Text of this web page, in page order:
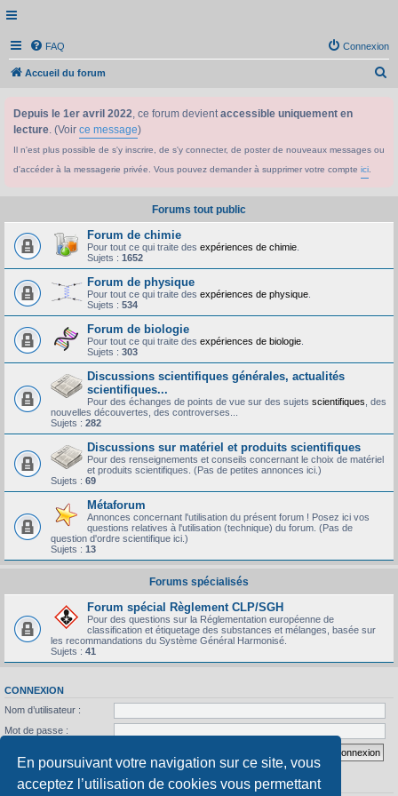
En poursuivant votre navigation sur ce site, vous
acceptez l’utilisation de cookies vous permettant
FAQ Connexion
Accueil du forum
h
Depuis le 1er avril 2022, ce forum devientaccessible uniquement en
lecture. (Voir ce message)
Il n'est plus possible de s'y inscrire, de s'y connecter, de poster de nouveaux messages ou
d'accéder à la messagerie privée. Vous pouvez demander à supprimer votre compte ici
Forums tout public
Forum de chimie
Pour tout ce qui traite des expériences de chimie
Sujets : 1652
Forum de physique
Pour tout ce qui traite des expériences de physique
Sujets : 534
Forum de biologie
Pour tout ce qui traite des expériences de biologie
Sujets : 303
Discussions scientifiques générales, actualités
scientifiques...
Pour des échanges de points de vue sur des sujets scientifiques , des
nouvelles découvertes, des controverses...
Sujets : 282
Discussions sur matériel et produits scientifiques
Pour des renseignements et conseils concernant le choix de matériel
et produits scientifiques. (Pas de petites annonces ici.)
Sujets : 69
Métaforum
Annonces concernant l'utilisation du présent forum ! Posez ici vos
questions relatives à l'utilisation (technique) du forum. (Pas de
question d'ordre scientifique ici.)
Sujets : 13
Forums spécialisés
Forum spécial Règlement CLP/SGH
Pour des questions sur la Réglementation européenne de
classification et étiquetage des substances et mélanges, basée sur
les recommandations du Système Général Harmonisé.
Sujets : 41
CONNEXION
Nom d’utilisateur :
Mot de passe :
STATISTIQUES